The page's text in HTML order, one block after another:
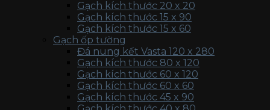
Gạch kích thước 20 x 20
Gạch kích thước 15 x 90
Gạch kích thước 15 x 60
Gạch ốp tường
Đá nung kết Vasta 120 x 280
Gạch kích thước 80 x 120
Gạch kích thước 60 x 120
Gạch kích thước 60 x 60
Gạch kích thước 45 x 90